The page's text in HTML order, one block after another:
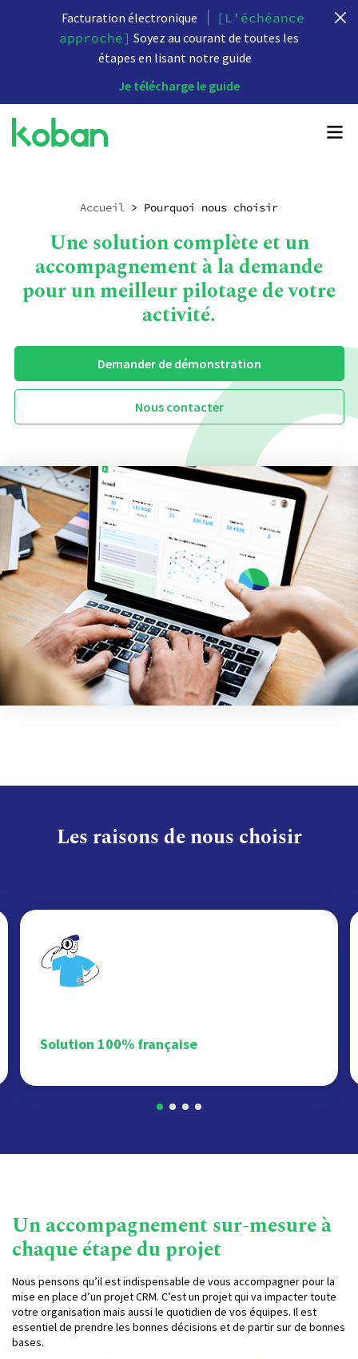
Facturation électronique
[L'échéance
approche] Soyez au courant de toutes les
étapes en lisant notre guide
Je télécharge le guide
Accueil > Pourquoi nous choisir
Une solution complète et un
accompagnement à la demande
pour un meilleur pilotage de votre
activité.
Demander de démonstration
Nous contacter
Les raisons de nous choisir
Solution 100% française
Un accompagnement sur-mesure à
chaque étape du projet
Nous pensons qu’il est indispensable de vous accompagner pour la
mise en place d’un projet CRM. C’est un projet qui va impacter toute
votre organisation mais aussi le quotidien de vos équipes. Il est
essentiel de prendre les bonnes décisions et de partir sur de bonnes
bases.